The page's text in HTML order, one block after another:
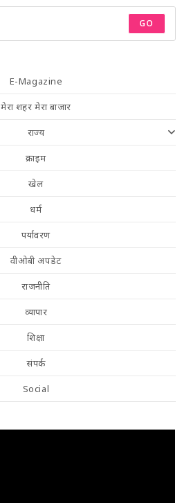
GO
E-Magazine
मेरा शहर मेरा बाजार
राज्य
क्राइम
खेल
धर्म
पर्यावरण
वीओबी अपडेट
राजनीति
व्यापार
शिक्षा
संपर्क
Social